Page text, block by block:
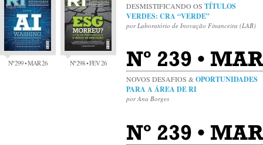
Nº 299 • MAR 26 Nº 298 • FEV 26
DESMISTIFICANDO OS TÍTULOS
VERDES: CRA “VERDE”
por Laboratório de Inovação Financeira (LAB)
Nº 239 •
NOVOS DESAFIOS &OPORTUNIDADES
PARA A ÁREA DE RI
por Ana Borges
Nº 239 •